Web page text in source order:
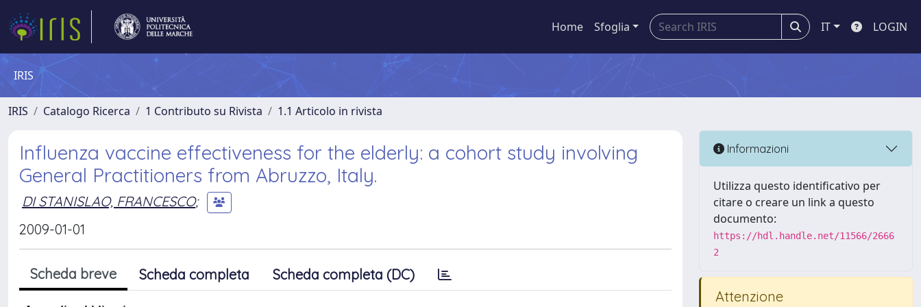
Home Sfoglia IT LOGIN
IRIS
IRIS Catalogo Ricerca 1 Contributo su Rivista 1.1 Articolo in rivista
Influenza vaccine effectiveness for the elderly: a cohort study involving
General Practitioners from Abruzzo, Italy.
DI STANISLAO, FRANCESCO;
2009-01-01
Scheda breve Scheda completa Scheda completa (DC)
Informazioni
Utilizza questo identificativo per
citare o creare un link a questo
documento:
https://hdl.handle.net/11566/2666
2
Attenzione